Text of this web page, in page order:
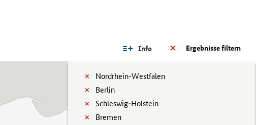
Ergebnisse filtern
Info
Nordrhein-Westfalen
Berlin
Schleswig-Holstein
Bremen